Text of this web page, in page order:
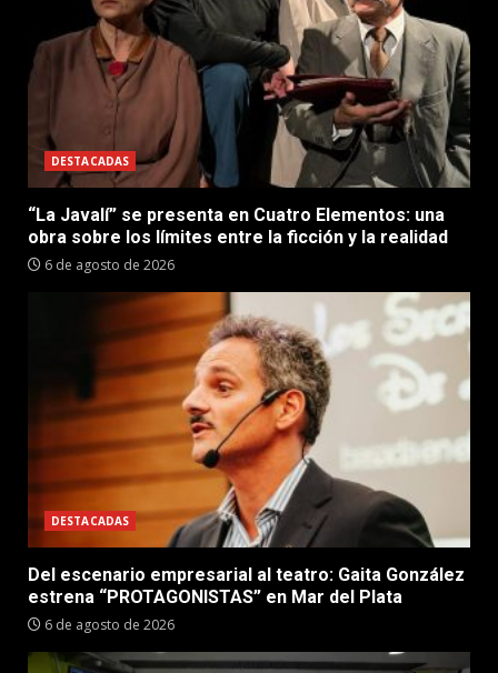
DESTACADAS
“La Javalí” se presenta en Cuatro Elementos: una
obra sobre los límites entre la ficción y la realidad
6 de agosto de 2026
DESTACADAS
Del escenario empresarial al teatro: Gaita González
estrena “PROTAGONISTAS” en Mar del Plata
6 de agosto de 2026